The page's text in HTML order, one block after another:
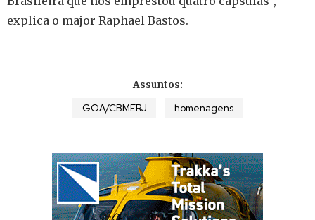
explica o major Raphael Bastos.
Assuntos:
GOA/CBMERJ homenagens